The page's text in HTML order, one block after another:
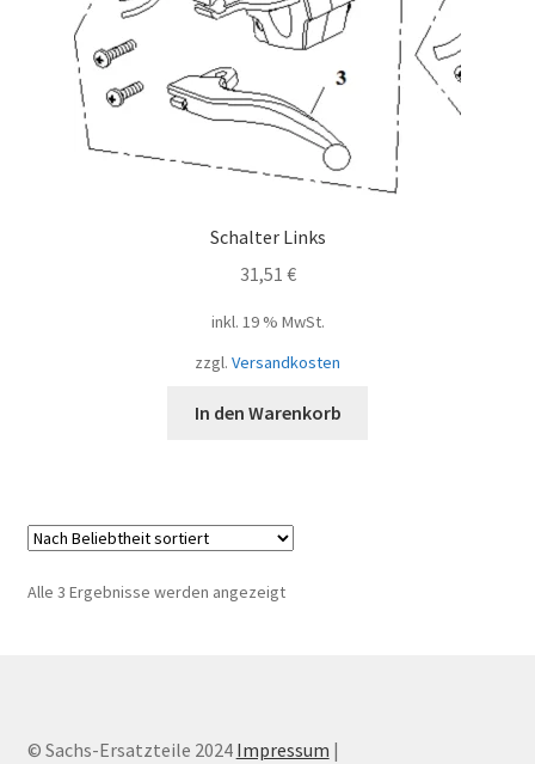
Schalter Links
31,51 €
inkl. 19 % MwSt.
zzgl. Versandkosten
In den Warenkorb
Alle 3 Ergebnisse werden angezeigtNach
© Sachs-Ersatzteile 2024 Impressum |